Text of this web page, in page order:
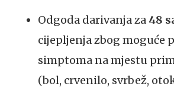
Odgoda darivanja za 48
cijepljenja zbog moguće
simptoma na mjestu
(bol, crvenilo, svrbež,